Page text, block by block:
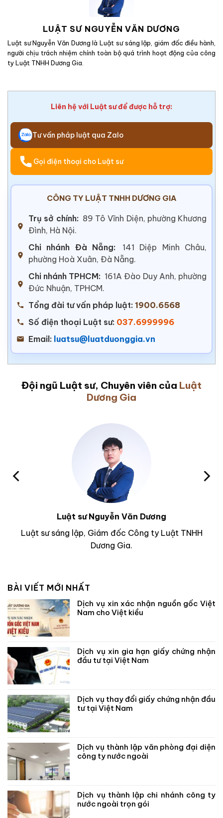
LUẬT SƯ NGUYỄN VĂN DƯƠNG
Luật sư Nguyễn Văn Dương là Luật sư sáng lập, giám đốc điều hành,
người chịu trách nhiệm chính toàn bộ quá trình hoạt động của công
ty Luật TNHH Dương Gia.
Liên hệ với Luật sư để được hỗ trợ:
Tư vấn pháp luật qua Zalo
Gọi điện thoại cho Luật sư
CÔNG TY LUẬT TNHH DƯƠNG GIA
Trụ sở chính: 89 Tô Vĩnh Diện, phường Khương
Đình, Hà Nội.
Chi nhánh Đà Nẵng:
141 Diệp Minh Châu,
phường Hoà Xuân, Đà Nẵng.
Chi nhánh TPHCM: 161A Đào Duy Anh, phường
Đức Nhuận, TPHCM.
Tổng đài tư vấn pháp luật: 1900.6568
Số điện thoại Luật sư: 037.6999996
Email: luatsu@luatduonggia.vn
Đội ngũ Luật sư, Chuyên viên của Luật
Dương Gia
Luật sư Nguyễn Văn Dương
Luật sư sáng lập, Giám đốc Công ty Luật TNHH
Dương Gia.
BÀI VIẾT MỚI NHẤT
Dịch vụ xin xác nhận nguồn gốc Việt
Nam cho Việt kiều
Dịch vụ xin gia hạn giấy chứng nhận
đầu tư tại Việt Nam
Dịch vụ thay đổi giấy chứng nhận đầu
tư tại Việt Nam
Dịch vụ thành lập văn phòng đại diện
công ty nước ngoài
Dịch vụ thành lập chi nhánh công ty
nước ngoài trọn gói